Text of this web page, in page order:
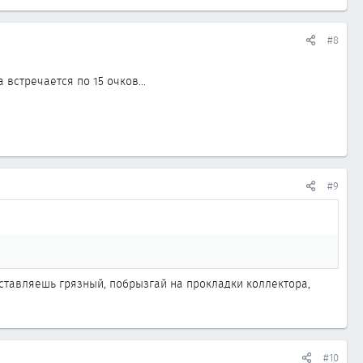
#8
по 15 очков...
#9
грязный, побрызгай на прокладки коллектора,
#10